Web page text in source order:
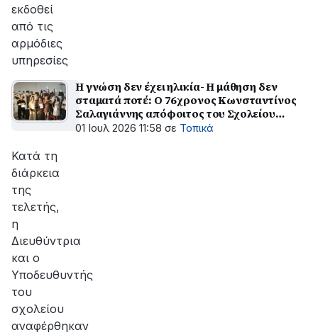
εκδοθεί
από τις
αρμόδιες
υπηρεσίες
Η γνώση δεν έχει ηλικία- Η μάθηση δεν
σταματά ποτέ: Ο 76χρονος Κωνσταντίνος
Σαλαγιάννης απόφοιτος του Σχολείου
Δεύτερης Ευκαιρίας Μεσολογγίου
01 Ιουλ 2026 11:58 σε Τοπικά
Κατά τη
διάρκεια
της
τελετής,
η
Διευθύντρια
και ο
Υποδευθυντής
του
σχολείου
αναφέρθηκαν